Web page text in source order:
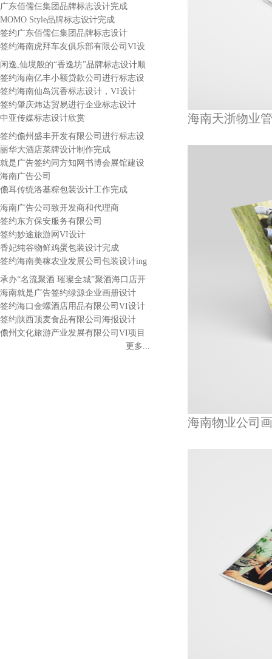
制作
广东佰儒仨集团品牌标志设计完成
MOMO Style品牌标志设计完成
签约广东佰儒仨集团品牌标志设计
签约海南虎拜车友俱乐部有限公司VI设
计
闲逸,仙境般的“香逸坊”品牌标志设计顺
利完成
签约海南亿丰小额贷款公司进行标志设
计
签约海南仙岛沉香标志设计，VI设计
签约肇庆炜达贸易进行企业标志设计
中亚传媒标志设计欣赏
签约儋州盛丰开发有限公司进行标志设
计
丽华大酒店菜牌设计制作完成
就是广告签约同方知网书博会展馆建设
海南广告公司
儋耳传统洛基粽包装设计工作完成
海南广告公司致开发商和代理商
签约东方保安服务有限公司
签约妙途旅游网VI设计
香妃纯谷物鲜鸡蛋包装设计完成
签约海南美稼农业发展公司包装设计ing
承办“名流聚酒 璀璨全城”聚酒海口店开
业酒会
海南就是广告签约绿源企业画册设计
签约海口金螺酒店用品有限公司VI设计
签约陕西顶麦食品有限公司海报设计
儋州文化旅游产业发展有限公司VI项目
更多...
海南天浙物业
海南物业公司